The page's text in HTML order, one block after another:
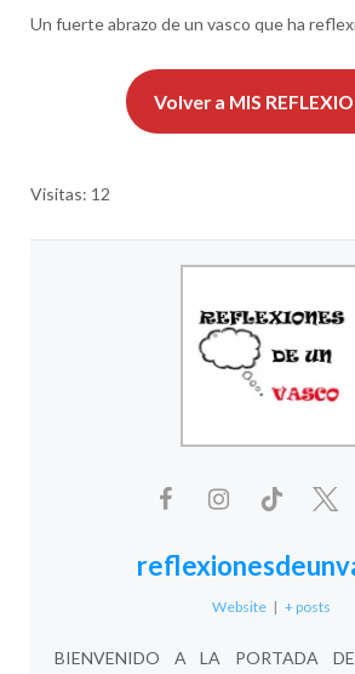
Un fuerte abrazo de un vasco que ha
Volver a MIS
Visitas: 12
Website | + posts
BIENVENIDO A LA PORTADA